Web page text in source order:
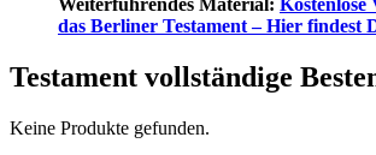
Weiterführendes Material: Kostenlose
das Berliner Testament – Hier findest
Testament vollständige
Keine Produkte gefunden.